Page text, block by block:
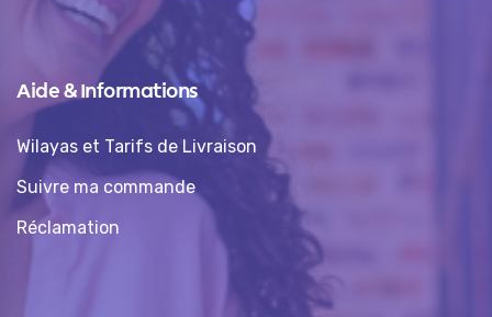
Aide & Informations
Wilayas et Tarifs de Livraison
Suivre ma commande
Réclamation